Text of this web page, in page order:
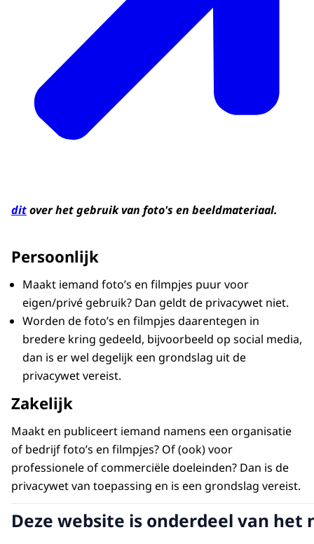
ditover het gebruik van foto's en beeldmateriaal.
Persoonlijk
Maakt iemand foto’s en filmpjes puur voor
eigen/privé gebruik? Dan geldt de privacywet niet.
Worden de foto’s en filmpjes daarentegen in
bredere kring gedeeld, bijvoorbeeld op social media,
dan is er wel degelijk een grondslag uit de
privacywet vereist.
Zakelijk
Maakt en publiceert iemand namens een organisatie
of bedrijf foto’s en filmpjes? Of (ook) voor
professionele of commerciële doeleinden? Dan is de
privacywet van toepassing en is een grondslag vereist.
Deze website is onderdeel van